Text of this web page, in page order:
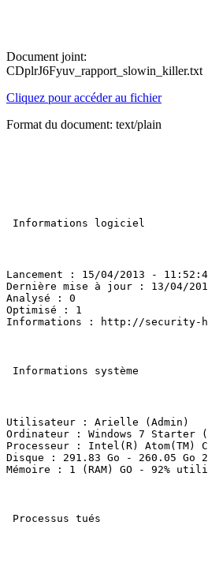
Document joint:
CDplrJ6Fyuv_rapport_slowin_killer.txt
Cliquez pour accéder au fichier
Format du document: text/plain
 Informations logiciel
Lancement : 15/04/2013 -
Dernière mise à jour : 13/04/
Analysé : 0
Optimisé : 1
Informations : http://security-
 Informations système
Utilisateur : Arielle (Admin)
Ordinateur : Windows 7 Starter
Processeur : Intel(R) Atom(TM)
Disque : 291.83 Go - 260.05 Go
Mémoire : 1 (RAM) GO - 92%
 Processus tués